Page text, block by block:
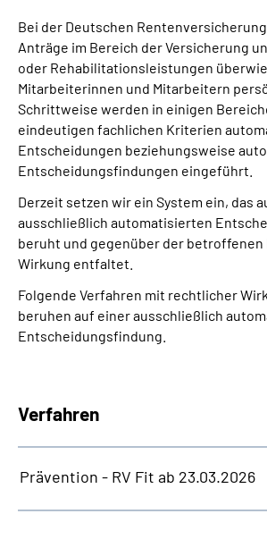
Bei der Deutschen
Anträge im Bereich der Versicherung
oder Rehabilitationsleistungen
Mitarbeiterinnen und Mitarbeitern
Schrittweise werden in einigen
eindeutigen fachlichen Kriterien
Entscheidungen beziehungsweise
Entscheidungsfindungen eingeführt.
Derzeit setzen wir ein System ein, das
ausschließlich automatisierten
beruht und gegenüber der
Wirkung entfaltet.
Folgende Verfahren mit rechtlicher
beruhen auf einer ausschließlich
Entscheidungs­findung.
Verfahren
Prävention - RV Fit ab 23.03.2026